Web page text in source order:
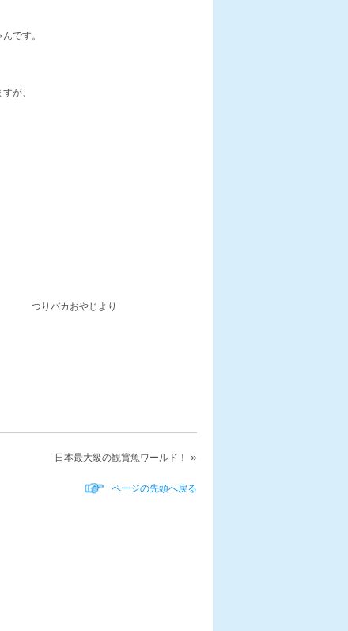
です。
が、
より
日本最大級の観賞魚ワールド！ »
ページの先頭へ戻る